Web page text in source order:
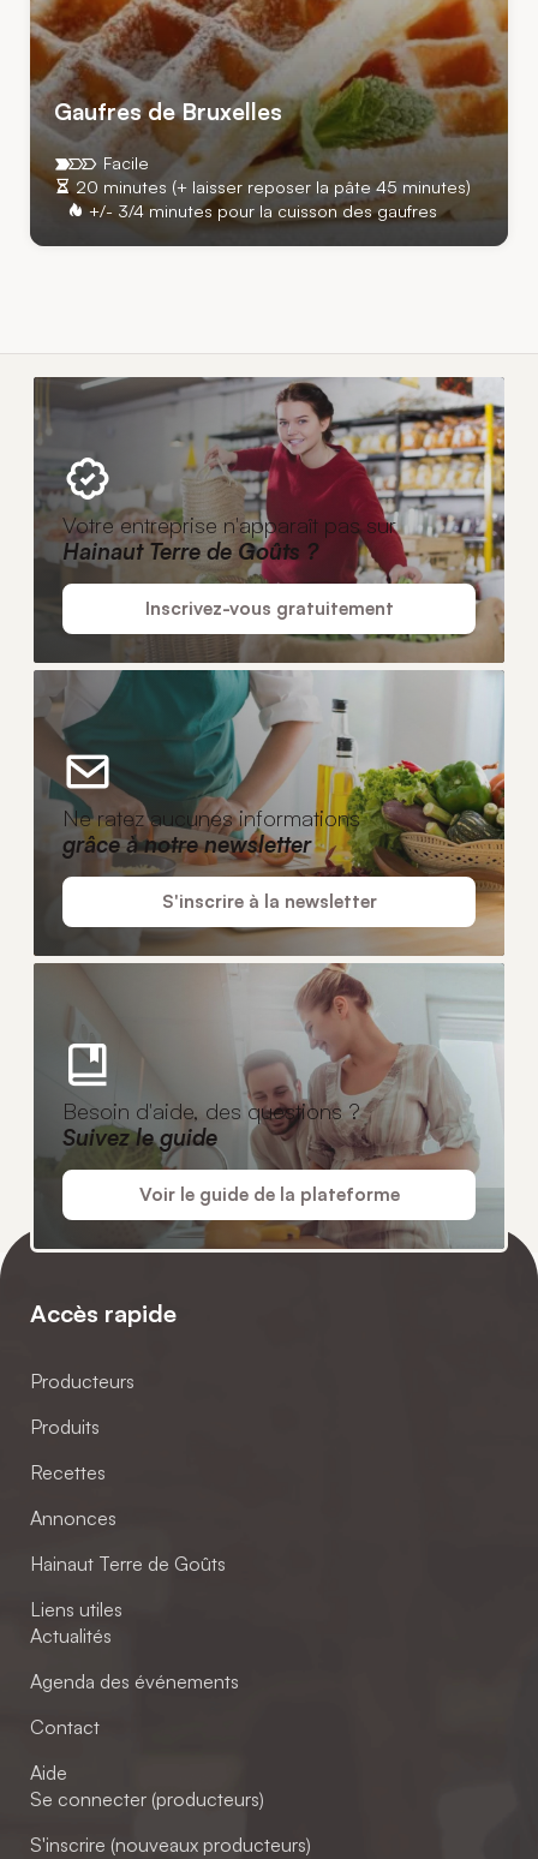
Gaufres de Bruxelles
20 minutes (+ laisser reposer la pâte 45 minutes)
+/- 3/4 minutes pour la cuisson des gaufres
Facile
Votre entreprise n'apparaît pas sur
Hainaut Terre de Goûts ?
Inscrivez-vous gratuitement
Ne ratez aucunes informations
grâce à notre newsletter
S'inscrire à la newsletter
Besoin d'aide, des questions ?
Suivez le guide
Voir le guide de la plateforme
Accès rapide
Producteurs
Produits
Recettes
Annonces
Hainaut Terre de Goûts
Liens utiles
Actualités
Agenda des événements
Contact
Aide
Se connecter (producteurs)
S'inscrire (nouveaux producteurs)